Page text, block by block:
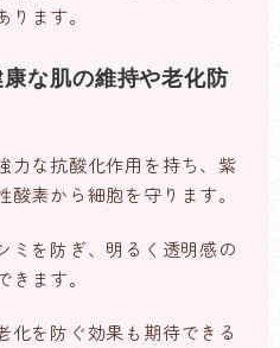
ます。
な肌の維持や老化防
力な抗酸化作用を持ち、紫
素から細胞を守ります。
ミを防ぎ、明るく透明感の
ます。
化を防ぐ効果も期待できる